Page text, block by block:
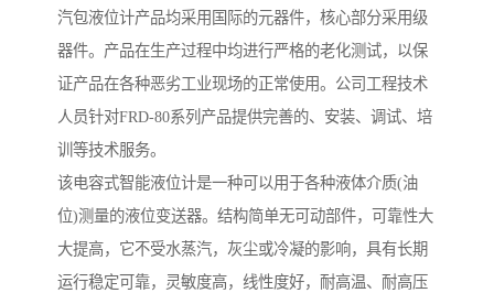
汽包液位计产品均采用国际的元器件，核心部分采用级
器件。产品在生产过程中均进行严格的老化测试，以保
证产品在各种恶劣工业现场的正常使用。公司工程技术
人员针对FRD-80系列产品提供完善的、安装、调试、培
训等技术服务。
该电容式智能液位计是一种可以用于各种液体介质(油
位)测量的液位变送器。结构简单无可动部件，可靠性大
大提高，它不受水蒸汽，灰尘或冷凝的影响，具有长期
运行稳定可靠，灵敏度高，线性度好，耐高温、耐高压